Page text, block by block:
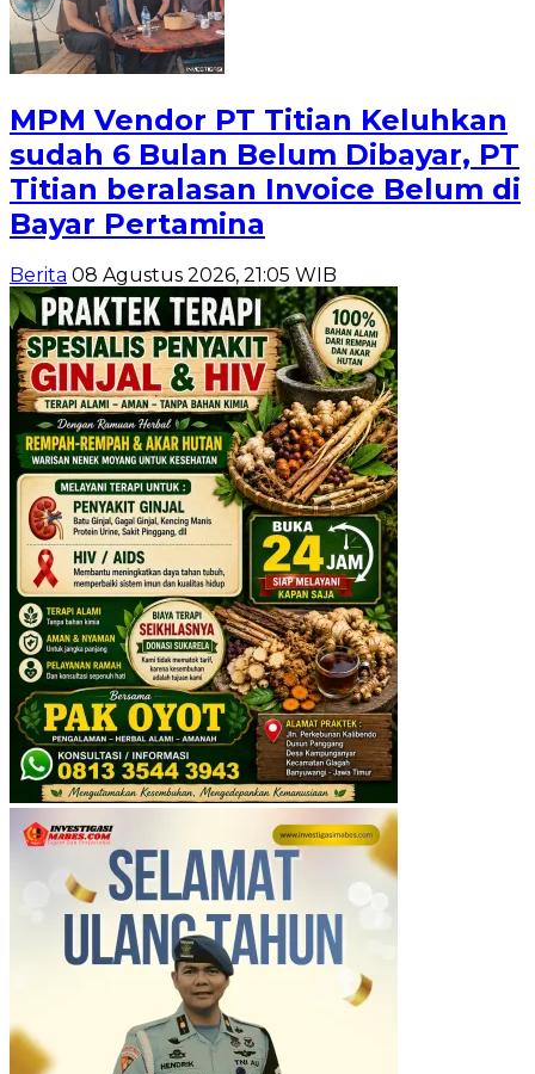
MPM Vendor PT Titian Keluhkan
sudah 6 Bulan Belum Dibayar, PT
Titian beralasan Invoice Belum di
Bayar Pertamina
Berita 08 Agustus 2026, 21:05 WIB